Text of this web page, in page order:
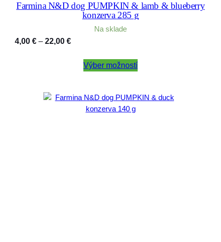
Farmina N&D dog PUMPKIN & lamb & blueberry
konzerva 285 g
Na sklade
4,00 € – 22,00 €Price
4,00 €Výber možností